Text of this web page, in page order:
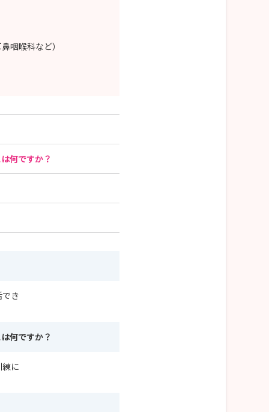
咽喉科など）
何ですか？
き
何ですか？
に